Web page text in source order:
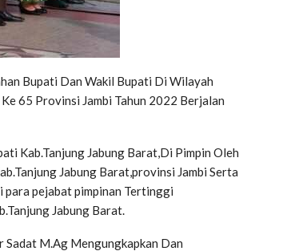
Bupati Dan Wakil Bupati Di Wilayah
65 Provinsi Jambi Tahun 2022 Berjalan
Kab.Tanjung Jabung Barat,Di Pimpin Oleh
Jabung Barat,provinsi Jambi Serta
pejabat pimpinan Tertinggi
Jabung Barat.
Sadat M.Ag Mengungkapkan Dan